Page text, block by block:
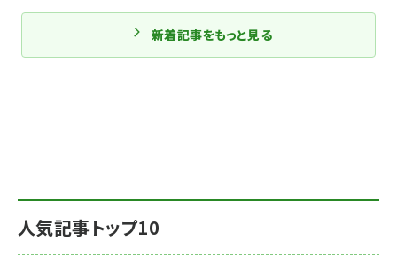
人気記事トップ10
新着記事をもっと見る